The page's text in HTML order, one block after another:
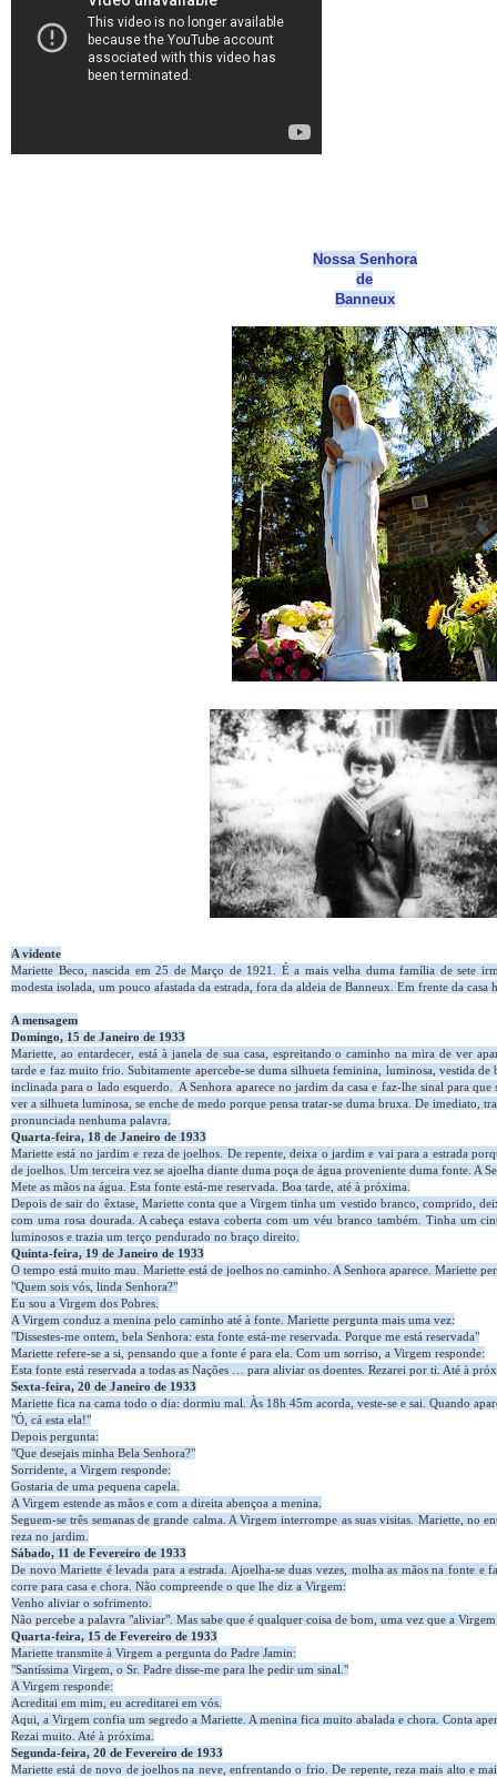
Nossa Senhora
de
Banneux
A vidente
Mariette Beco, nascida em 25 de Março de 1921. É a mais velha duma família de sete
modesta isolada, um pouco afastada da estrada, fora da aldeia de Banneux. Em frente da casa
A mensagem
Domingo, 15 de Janeiro de 1933
Mariette, ao entardecer, está à janela de sua casa, espreitando o caminho na mira de ver
tarde e faz muito frio. Subitamente apercebe-se duma silhueta feminina, luminosa, vestida
inclinada para o lado esquerdo. A Senhora aparece no jardim da casa e faz-lhe sinal para
ver a silhueta luminosa, se enche de medo porque pensa tratar-se duma bruxa. De imediato,
pronunciada nenhuma palavra.
Quarta-feira, 18 de Janeiro de 1933
Mariette está no jardim e reza de joelhos. De repente, deixa o jardim e vai para a estrada
de joelhos. Um terceira vez se ajoelha diante duma poça de água proveniente duma fonte. A
Mete as mãos na água. Esta fonte está-me reservada. Boa tarde, até à próxima.
Depois de sair do êxtase, Mariette conta que a Virgem tinha um vestido branco, comprido,
com uma rosa dourada. A cabeça estava coberta com um véu branco também. Tinha um
luminosos e trazia um terço pendurado no braço direito.
Quinta-feira, 19 de Janeiro de 1933
O tempo está muito mau. Mariette está de joelhos no caminho. A Senhora aparece. Mariette
"Quem sois vós, linda Senhora?"
Eu sou a Virgem dos Pobres.
A Virgem conduz a menina pelo caminho até à fonte. Mariette pergunta mais uma vez:
"Dissestes-me ontem, bela Senhora: esta fonte está-me reservada. Porque me está reservada"
Mariette refere-se a si, pensando que a fonte é para ela. Com um sorriso, a Virgem responde:
Esta fonte está reservada a todas as Nações … para aliviar os doentes. Rezarei por ti. Até à
Sexta-feira, 20 de Janeiro de 1933
Mariette fica na cama todo o dia: dormiu mal. Às 18h 45m acorda, veste-se e sai. Quando
"Ó, cá esta ela!"
Depois pergunta:
"Que desejais minha Bela Senhora?"
Sorridente, a Virgem responde:
Gostaria de uma pequena capela.
A Virgem estende as mãos e com a direita abençoa a menina.
Seguem-se três semanas de grande calma. A Virgem interrompe as suas visitas. Mariette, no
reza no jardim.
Sábado, 11 de Fevereiro de 1933
De novo Mariette é levada para a estrada. Ajoelha-se duas vezes, molha as mãos na fonte e
corre para casa e chora. Não compreende o que lhe diz a Virgem:
Venho aliviar o sofrimento.
Não percebe a palavra "aliviar". Mas sabe que é qualquer coisa de bom, uma vez que a
Quarta-feira, 15 de Fevereiro de 1933
Mariette transmite à Virgem a pergunta do Padre Jamin:
"Santíssima Virgem, o Sr. Padre disse-me para lhe pedir um sinal."
A Virgem responde:
Acreditai em mim, eu acreditarei em vós.
Aqui, a Virgem confia um segredo a Mariette. A menina fica muito abalada e chora. Conta
Rezai muito. Até à próxima.
Segunda-feira, 20 de Fevereiro de 1933
Mariette está de novo de joelhos na neve, enfrentando o frio. De repente, reza mais alto e